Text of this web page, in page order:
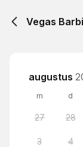
Vegas
augustus
m d
27 28
3 4